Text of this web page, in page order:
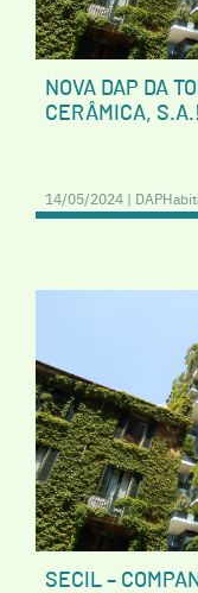
NOVA DAP DA
CERÂMICA, S.A.!
14/05/2024 |
SECIL –